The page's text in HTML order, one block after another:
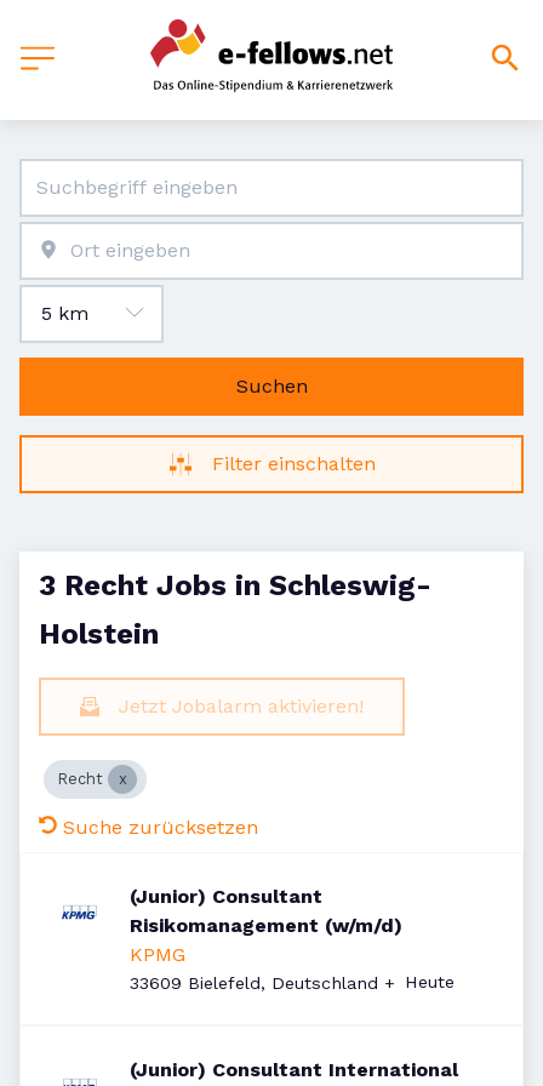
Suchen
Filter einschalten
3 Recht Jobs in Schleswig-
Holstein
Jetzt Jobalarm aktivieren!
Recht
Suche zurücksetzen
(Junior) Consultant
Risikomanagement (w/m/d)
KPMG
33609 Bielefeld, Deutschland + Veröffentlicht
Heute
(Junior) Consultant International